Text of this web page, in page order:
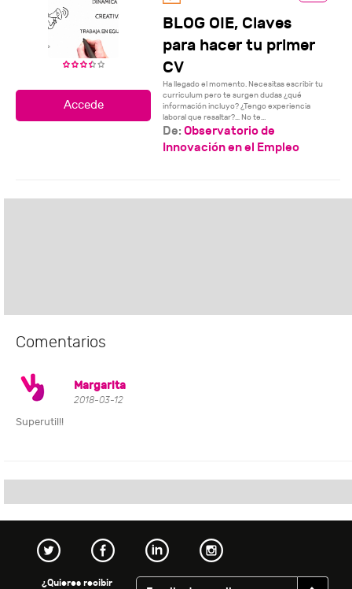
BLOG OIE, Claves
para hacer tu primer
CV
Ha llegado el momento. Necesitas escribir tu
curriculum pero te surgen dudas ¿qué
información incluyo? ¿Tengo experiencia
laboral que resaltar?… No te...
De:Observatorio de
Innovación en el Empleo
Comentarios
Margarita
2018-03-12
Superutil!!
¿Quieres recibir